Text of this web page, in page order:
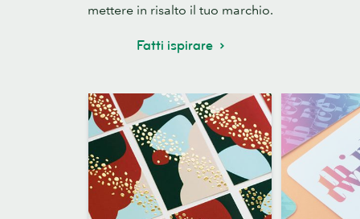
mettere in risalto il tuo marchio.
Fatti ispirare